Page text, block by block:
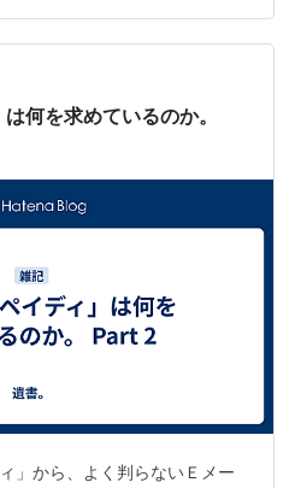
せていただきます」とのこ
何を求めているのか。
」から、よく判らないＥメー